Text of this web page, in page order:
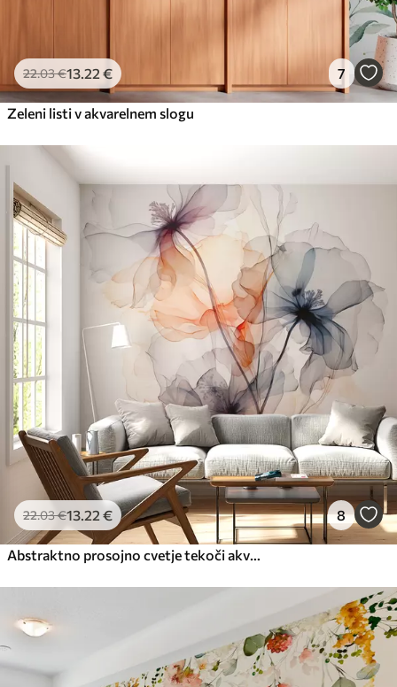
22.03€13.22 € 7
Zeleni listi v akvarelnem slogu
22.03€13.22 € 8
Abstraktno prosojno cvetje tekoči akvarel